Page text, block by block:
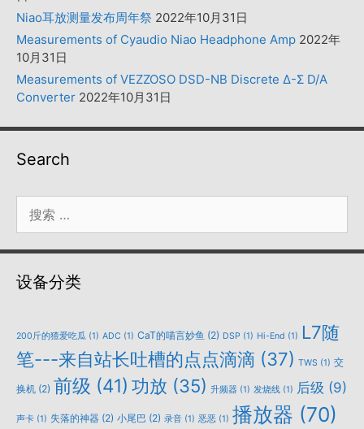
Niao耳放测量发布周年祭 2022年10月31日
Measurements of Cyaudio Niao Headphone Amp 2022年
10月31日
Measurements of VEZZOSO DSD-NB Discrete Δ-Σ D/A
Converter 2022年10月31日
Search
索：
设备分类
200斤的猹爱吃瓜 (1) ADC (1) CaT的喵言妙鱼 (2) DSP (1) Hi-End (1) L7随
笔---来自站长吐槽的点点滴滴 (37) TWS (1) 交
换机 (2) 前级 (41) 功放 (35) 升频器 (1) 发烧线 (1) 后级 (9)
声卡 (1) 失落的神器 (2) 小尾巴 (2) 录音 (1) 恶恶 (1) 播放器 (70)